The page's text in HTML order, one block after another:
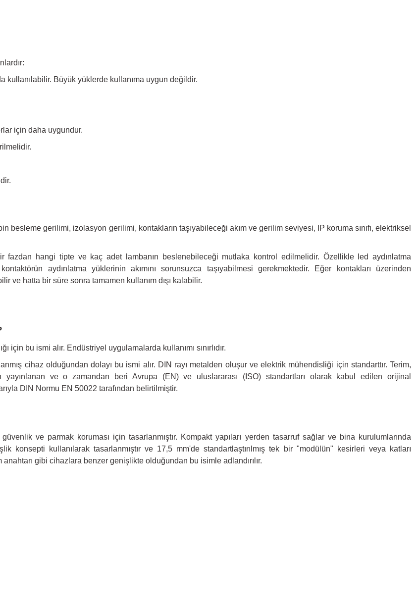
kullanılabilir. Büyük yüklerde kullanıma uygun değildir.
için daha uygundur.
besleme gerilimi, izolasyon gerilimi, kontakların taşıyabileceği akım ve gerilim seviyesi, IP koruma sınıfı, elektriksel
fazdan hangi tipte ve kaç adet lambanın beslenebileceği mutlaka kontrol edilmelidir. Özellikle led aydınlatma
aydınlatma yüklerinin akımını sorunsuzca taşıyabilmesi gerekmektedir. Eğer kontakları üzerinden
ve hatta bir süre sonra tamamen kullanım dışı kalabilir.
bu ismi alır. Endüstriyel uygulamalarda kullanımı sınırlıdır.
cihaz olduğundan dolayı bu ismi alır. DIN rayı metalden oluşur ve elektrik mühendisliği için standarttır. Terim,
yayınlanan ve o zamandan beri Avrupa (EN) ve uluslararası (ISO) standartları olarak kabul edilen orijinal
DIN Normu EN 50022 tarafından belirtilmiştir.
ve parmak koruması için tasarlanmıştır. Kompakt yapıları yerden tasarruf sağlar ve bina kurulumlarında
konsepti kullanılarak tasarlanmıştır ve 17,5 mm'de standartlaştırılmış tek bir "modülün" kesirleri veya katları
gibi cihazlara benzer genişlikte olduğundan bu isimle adlandırılır.